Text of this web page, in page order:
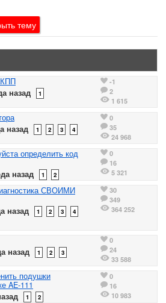
тему
назад 1
-1
2
1 615
назад 1 2 3 4
0
35
24 968
определить код
назад 1 2
0
16
5 321
СВОИМИ
назад 1 2 3
4
30
349
364 252
назад 1 2 3
0
24
33 588
подушки
AE-111
1 2
0
16
10 983